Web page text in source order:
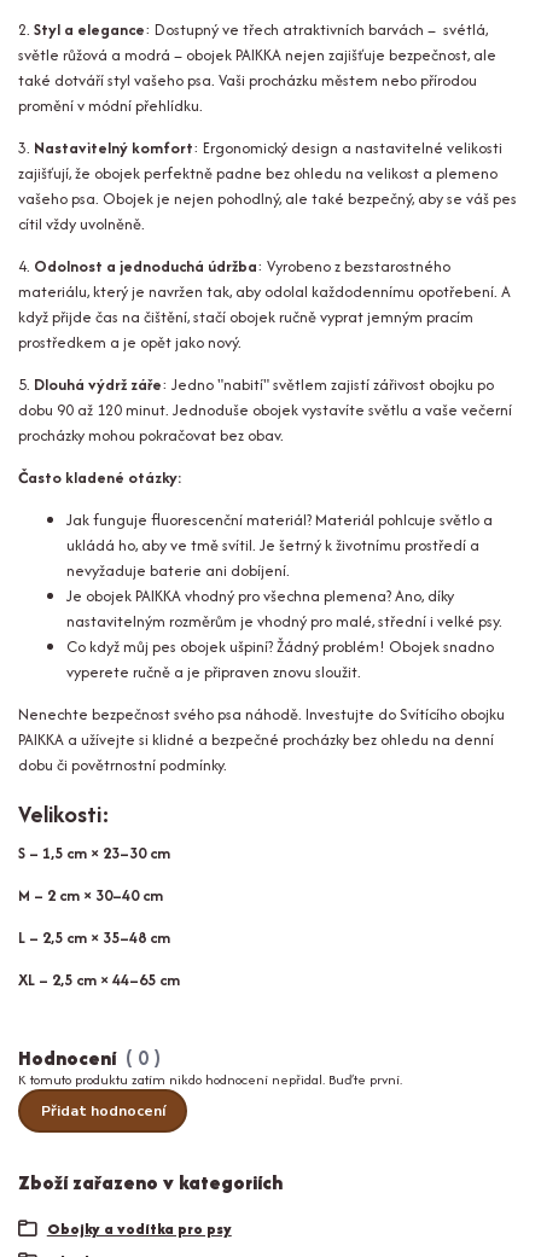
2. Styl a elegance: Dostupný ve třech atraktivních barvách – svétlá,
světle růžová a modrá – obojek PAIKKA nejen zajišťuje bezpečnost, ale
také dotváří styl vašeho psa. Vaši procházku městem nebo přírodou
promění v módní přehlídku.
3. Nastavitelný komfort: Ergonomický design a nastavitelné velikosti
zajišťují, že obojek perfektně padne bez ohledu na velikost a plemeno
vašeho psa. Obojek je nejen pohodlný, ale také bezpečný, aby se váš pes
cítil vždy uvolněně.
4. Odolnost a jednoduchá údržba: Vyrobeno z bezstarostného
materiálu, který je navržen tak, aby odolal každodennímu opotřebení. A
když přijde čas na čištění, stačí obojek ručně vyprat jemným pracím
prostředkem a je opět jako nový.
5. Dlouhá výdrž záře: Jedno "nabití" světlem zajistí zářivost obojku po
dobu 90 až 120 minut. Jednoduše obojek vystavíte světlu a vaše večerní
procházky mohou pokračovat bez obav.
Často kladené otázky:
Jak funguje fluorescenční materiál?Materiál pohlcuje světlo a
ukládá ho, aby ve tmě svítil. Je šetrný k životnímu prostředí a
nevyžaduje baterie ani dobíjení.
Je obojek PAIKKA vhodný pro všechna plemena?Ano, díky
nastavitelným rozměrům je vhodný pro malé, střední i velké psy.
Co když můj pes obojek ušpiní?Žádný problém! Obojek snadno
vyperete ručně a je připraven znovu sloužit.
Nenechte bezpečnost svého psa náhodě. Investujte do Svítícího obojku
PAIKKA a užívejte si klidné a bezpečné procházky bez ohledu na denní
dobu či povětrnostní podmínky.
Velikosti:
S – 1,5 cm × 23–30 cm
M – 2 cm × 30–40 cm
L – 2,5 cm × 35–48 cm
XL – 2,5 cm × 44–65 cm
Hodnocení 0
K tomuto produktu zatím nikdo hodnocení nepřidal. Buďte první.
Přidat hodnocení
Zboží zařazeno v kategoriích
Obojky a vodítka pro psy